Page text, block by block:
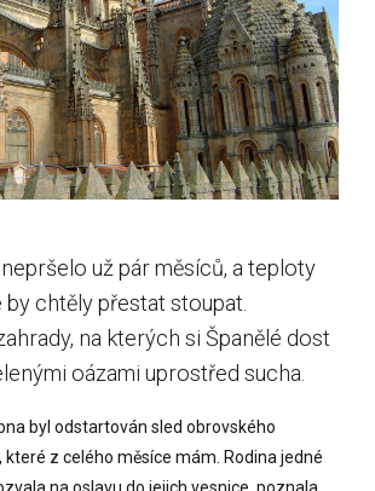
už pár měsíců, a teploty
by chtěly přestat stoupat.
na kterých si Španělé dost
oázami uprostřed sucha.
byl odstartován sled obrovského
z celého měsíce mám. Rodina jedné